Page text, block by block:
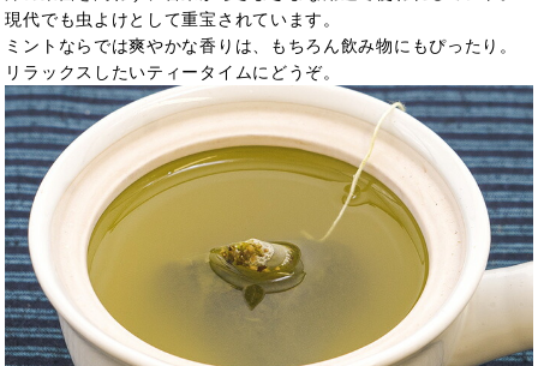
現代でも虫よけとして重宝されています。
ミントならでは爽やかな香りは、もちろん飲み物にもぴったり。
リラックスしたいティータイムにどうぞ。